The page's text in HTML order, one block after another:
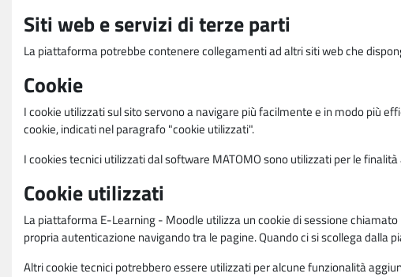
Siti web e servizi di terze parti
La piattaforma potrebbe contenere collegamenti ad altri siti web che
Cookie
I cookie utilizzati sul sito servono a navigare più facilmente e in modo più
cookie, indicati nel paragrafo "cookie utilizzati".
I cookies tecnici utilizzati dal software MATOMO sono utilizzati per le
Cookie utilizzati
La piattaforma E-Learning - Moodle utilizza un cookie di sessione
propria autenticazione navigando tra le pagine. Quando ci si scollega
Altri cookie tecnici potrebbero essere utilizzati per alcune funzionalità